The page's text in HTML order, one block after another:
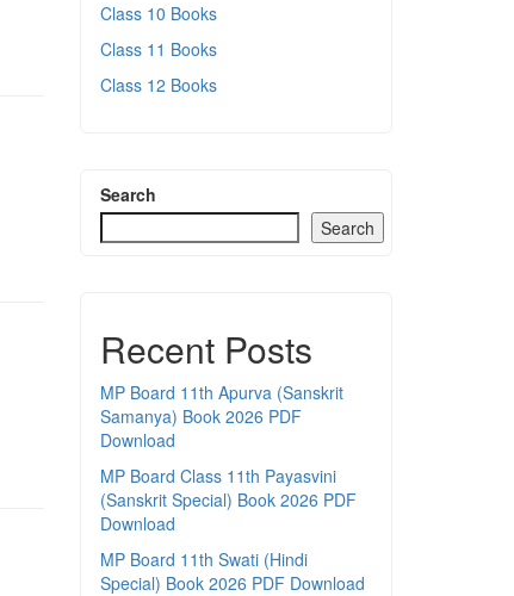
Class 10 Books
Class 11 Books
Class 12 Books
Search
Search
Recent Posts
MP Board 11th Apurva (Sanskrit
Samanya) Book 2026 PDF
Download
MP Board Class 11th Payasvini
(Sanskrit Special) Book 2026 PDF
Download
MP Board 11th Swati (Hindi
Special) Book 2026 PDF Download